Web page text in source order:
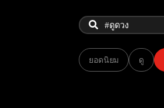
ยอดนิยม ดู